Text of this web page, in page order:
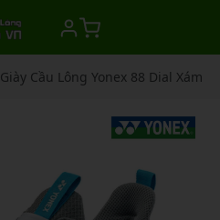
Giày Cầu Lông Yonex 88 Dial Xám